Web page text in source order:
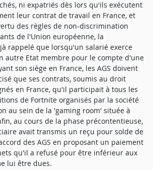
ni expatriés dès lors qu'ils exécutent
leur contrat de travail en France, et
des règles de non-discrimination
de l'Union européenne, la
rappelé que lorsqu'un salarié exerce
autre Etat membre pour le compte d'une
son siège en France, les AGS doivent
que ses contrats, soumis au droit
en France, qu'il participait à tous les
de Fortnite organisés par la société
au sein de la 'gaming room' située à
au cours de la phase précontentieuse,
avait transmis un reçu pour solde de
des AGS en proposant un paiement
qu'il a refusé pour être inférieur aux
lui être dues.